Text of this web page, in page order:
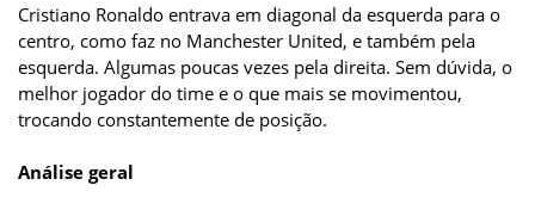
Cristiano Ronaldo entrava em diagonal da esquerda para o
centro, como faz no Manchester United, e também pela
esquerda. Algumas poucas vezes pela direita. Sem dúvida, o
melhor jogador do time e o que mais se movimentou,
trocando constantemente de posição.
Análise geral